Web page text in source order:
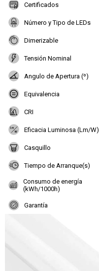
Certificados
Número y Tipo de LEDs
Dimerizable
Tensión Nominal
Angulo de Apertura (º)
Equivalencia
CRI
Eficacia Luminosa (Lm/W)
Casquillo
Tiempo de Arranque(s)
Consumo de energía
(kWh/1000h)
Garantía